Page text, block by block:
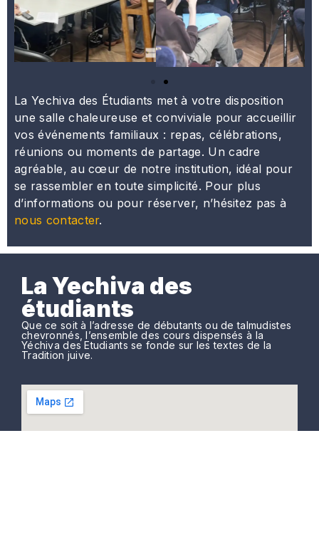
La Yechiva des Étudiants met à votre disposition
une salle chaleureuse et conviviale pour accueillir
vos événements familiaux : repas, célébrations,
réunions ou moments de partage. Un cadre
agréable, au cœur de notre institution, idéal pour
se rassembler en toute simplicité. Pour plus
d’informations ou pour réserver, n’hésitez pas à
nous contacter.
La Yechiva des
étudiants
Que ce soit à l’adresse de débutants ou de talmudistes
chevronnés, l’ensemble des cours dispensés à la
Yéchiva des Etudiants se fonde sur les textes de la
Tradition juive.